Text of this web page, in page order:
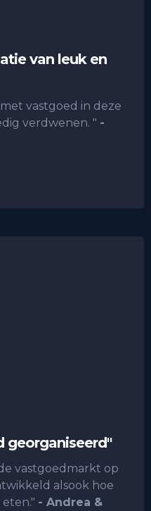
van leuk en
vastgoed in deze
verdwenen. " -
georganiseerd"
vastgoedmarkt op
alsook hoe
- Andrea &